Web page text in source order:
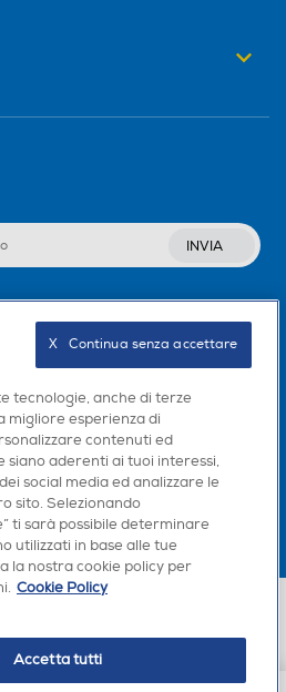
INVIA
SDI: HHBD9AK. Vendite soggette
Consumo in tema di Diritti dei
tecnologie, anche di terze
esperienza di
contenuti ed
siano aderenti ai tuoi interessi,
social media ed analizzare le
sito. Selezionando
ti sarà possibile determinare
utilizzati in base alle tue
la nostra cookie policy per
Cookie Policy
Accetta tutti
X   Continua senza accettare